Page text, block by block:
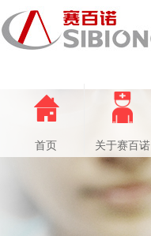
首页 关于赛百诺